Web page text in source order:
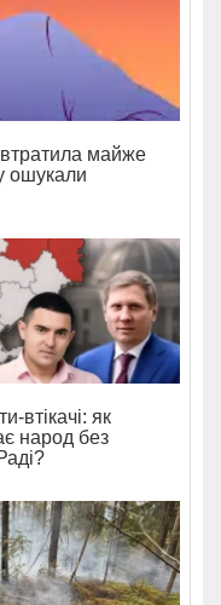
втратила майже
ошукали
втікачі: як
народ без